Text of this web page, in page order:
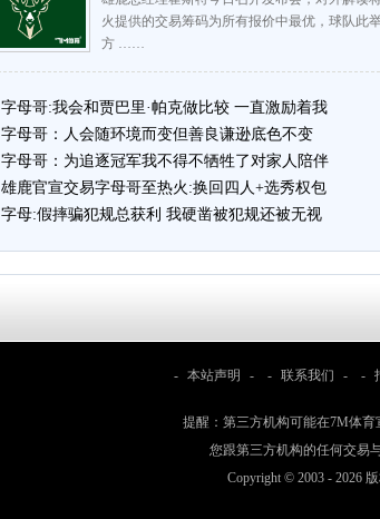
火提供的交易筹码为所有报价中最优，球队此
方 ……
字母哥:我会和贾巴里·帕克做比较 一直激励着我
字母哥：人会随环境而变但善良谦逊底色不变
字母哥：为追逐冠军我不得不牺牲了对家人陪伴
雄鹿官宣交易字母哥至热火:换回四人+选秀权包
字母:假摔骗犯规总获利 我硬凿被犯规还被无视
- 本站声明 - - 联系我们 - -
提醒：第三方机构可能在7M体
您跟第三方机构的任何交易
Copyright © 2003 - 2026